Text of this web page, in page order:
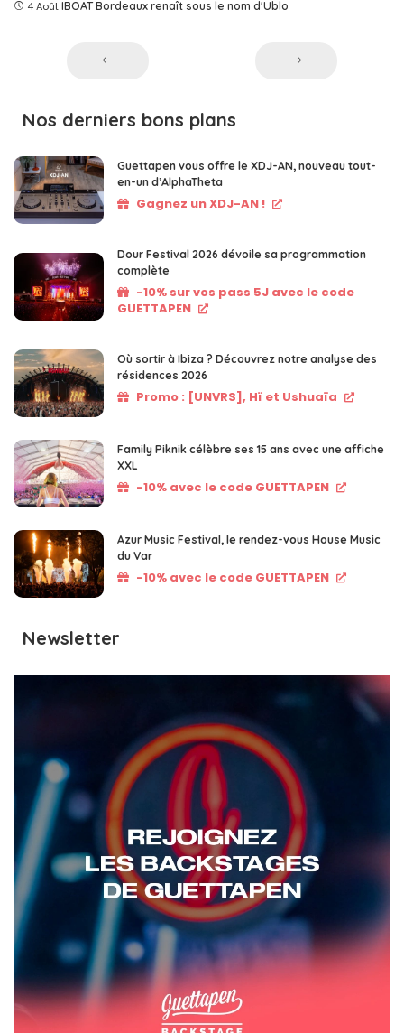
4 Août IBOAT Bordeaux renaît sous le nom d'Ublo
Nos derniers bons plans
Guettapen vous offre le XDJ-AN, nouveau tout-
en-un d’AlphaTheta
Gagnez un XDJ-AN !
Dour Festival 2026 dévoile sa programmation
complète
-10% sur vos pass 5J avec le code
GUETTAPEN
Où sortir à Ibiza ? Découvrez notre analyse des
résidences 2026
Promo : [UNVRS], Hï et Ushuaïa
Family Piknik célèbre ses 15 ans avec une affiche
XXL
-10% avec le code GUETTAPEN
Azur Music Festival, le rendez-vous House Music
du Var
-10% avec le code GUETTAPEN
Newsletter